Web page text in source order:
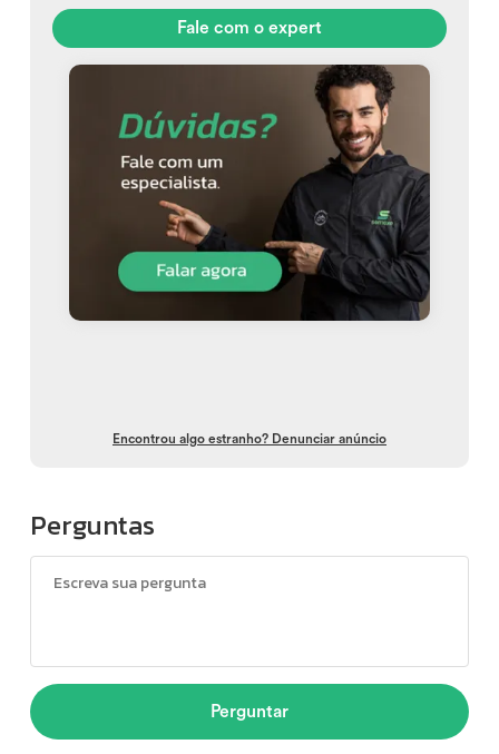
Perguntas
Perguntar
Fale com o expert
Encontrou algo estranho? Denunciar anúncio